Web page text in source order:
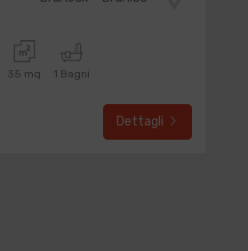
35 mq 1 Bagni
Dettagli